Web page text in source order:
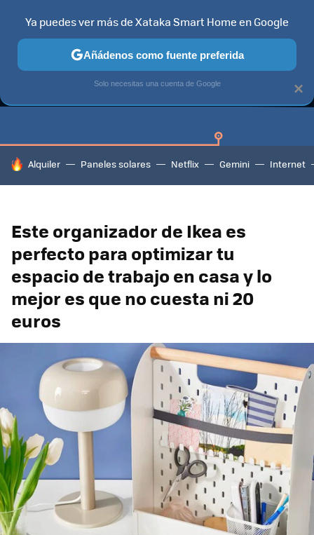
GUÍAS DE COMPRA CAZANDO GANGAS OFERTAS EN
HOY SE HABLA DE
Alquiler Paneles solares Netflix Gemini Internet
Este organizador de Ikea es
perfecto para optimizar tu
espacio de trabajo en casa y lo
mejor es que no cuesta ni 20
euros
×
Ya puedes ver más de Xataka Smart Home en Google
Añádenos como fuente preferida
Solo necesitas una cuenta de Google